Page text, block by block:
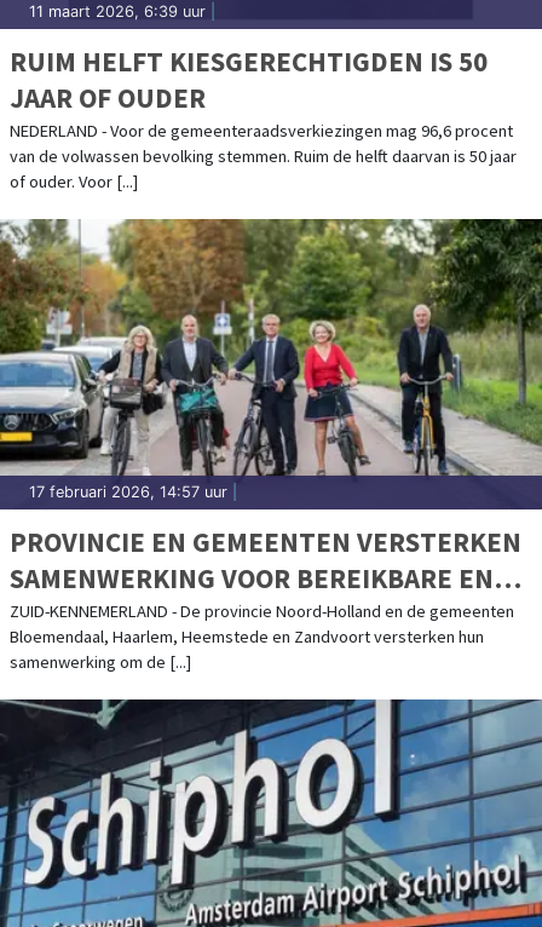
11 maart 2026, 6:39 uur
RUIM HELFT KIESGERECHTIGDEN IS 50
JAAR OF OUDER
NEDERLAND - Voor de gemeenteraadsverkiezingen mag 96,6 procent
van de volwassen bevolking stemmen. Ruim de helft daarvan is 50 jaar
of ouder. Voor [...]
17 februari 2026, 14:57 uur
PROVINCIE EN GEMEENTEN VERSTERKEN
SAMENWERKING VOOR BEREIKBARE EN
LEEFBARE ZUID-KENNEMERLANDSE KUST
ZUID-KENNEMERLAND - De provincie Noord-Holland en de gemeenten
Bloemendaal, Haarlem, Heemstede en Zandvoort versterken hun
samenwerking om de [...]